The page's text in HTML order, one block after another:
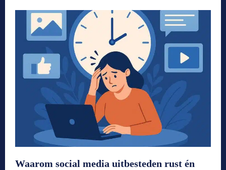
Waarom social media uitbesteden rust én